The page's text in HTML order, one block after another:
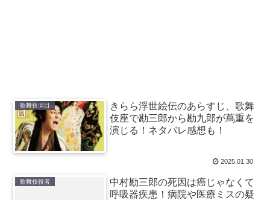
歌舞伎演目
きらら浮世絵伝のあらすじ、歌舞
伎座で勘三郎から勘九郎が蔦重を
演じる！ネタバレ感想も！
2025.01.30
歌舞伎役者
中村勘三郎の死因は癌じゃなくて
呼吸器疾患！病院や医療ミスの疑